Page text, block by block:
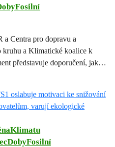
a Centra pro dopravu a
kruhu a Klimatické koalice k
představuje doporučení, jak